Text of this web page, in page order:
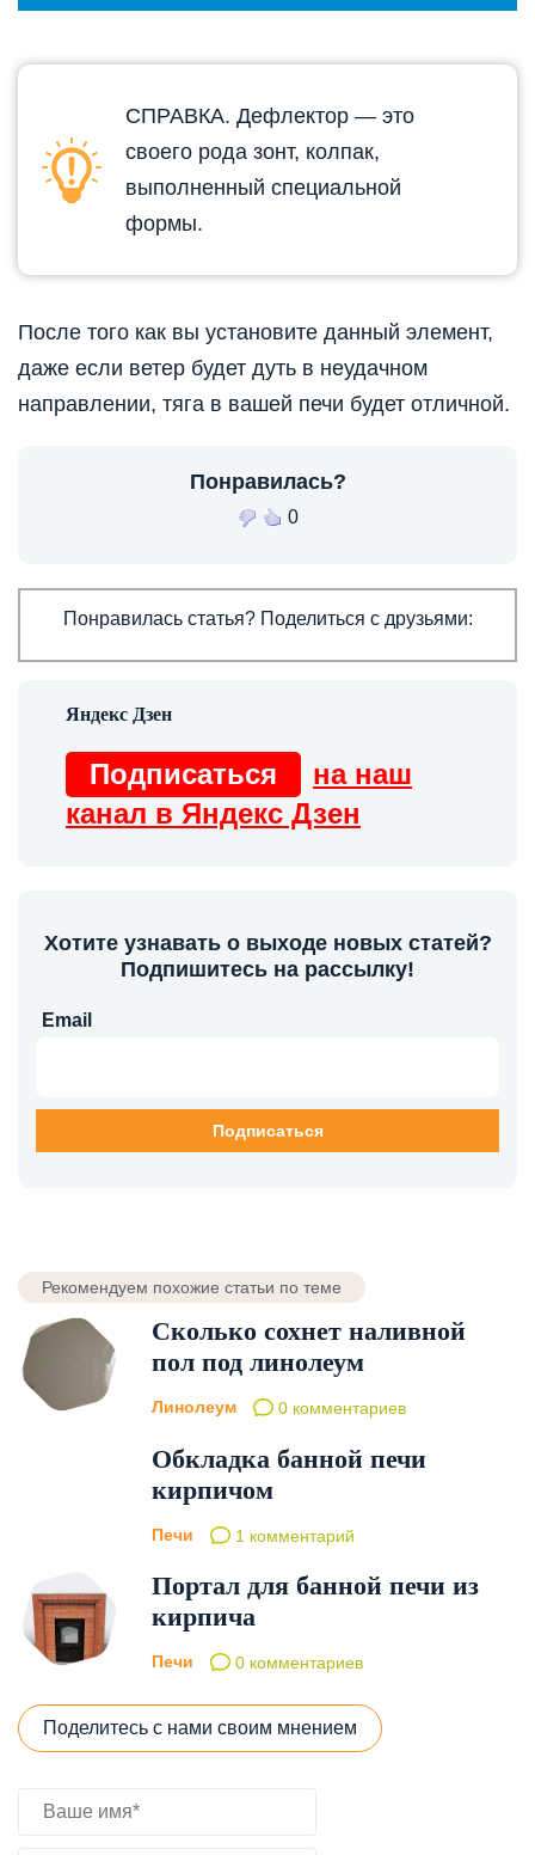
СПРАВКА. Дефлектор — это
своего рода зонт, колпак,
выполненный специальной
формы.
После того как вы установите данный элемент,
даже если ветер будет дуть в неудачном
направлении, тяга в вашей печи будет отличной.
Понравилась?
0
Понравилась статья? Поделиться с друзьями:
Подписаться
на наш
канал в Яндекс Дзен
Хотите узнавать о выходе новых статей?
Подпишитесь на рассылку!
Email
Рекомендуем похожие статьи по теме
Сколько сохнет наливной
пол под линолеум
Линолеум 0 комментариев
Обкладка банной печи
кирпичом
Печи 1 комментарий
Портал для банной печи из
кирпича
Печи 0 комментариев
Поделитесь с нами своим мнением